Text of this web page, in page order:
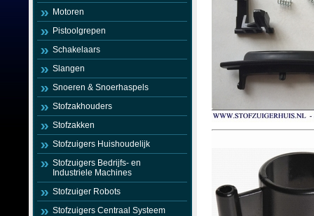
Motoren
Pistoolgrepen
Schakelaars
Slangen
Snoeren & Snoerhaspels
Stofzakhouders
Stofzakken
Stofzuigers Huishoudelijk
Stofzuigers Bedrijfs- en
Industriele Machines
Stofzuiger Robots
Stofzuigers Centraal Systeem